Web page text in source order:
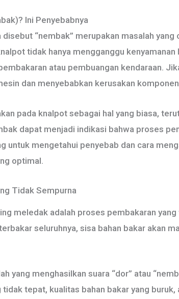
Ini Penyebabnya
disebut “nembak” merupakan masalah
tidak hanya mengganggu
atau pembuangan kendaraan.
dan menyebabkan kerusakan komponen
pada knalpot sebagai hal yang biasa,
dapat menjadi indikasi bahwa proses
untuk mengetahui penyebab dan cara
optimal.
Tidak Sempurna
meledak adalah proses pembakaran
seluruhnya, sisa bahan bakar akan
yang menghasilkan suara “dor” atau
tepat, kualitas bahan bakar yang